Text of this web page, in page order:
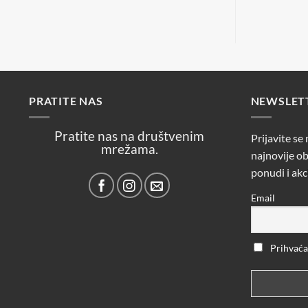
PRATITE NAS
Pratite nas na društvenim
mrežama.
Prijavite se
najnovije
ponudi i
Email